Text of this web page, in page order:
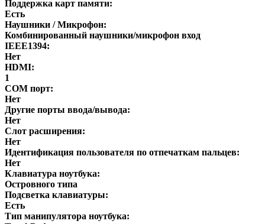
Поддержка карт памяти:
Есть
Наушники / Микрофон:
Комбинированный наушники/микрофон вход
IEEE1394:
Нет
HDMI:
1
COM порт:
Нет
Другие порты ввода/вывода:
Нет
Слот расширения:
Нет
Идентификация пользователя по отпечаткам пальцев:
Нет
Клавиатура ноутбука:
Островного типа
Подсветка клавиатуры:
Есть
Тип манипулятора ноутбука: